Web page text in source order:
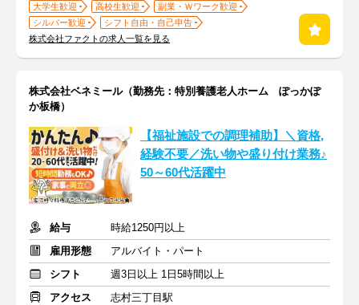
大学生歓迎 高校生歓迎
副業・Ｗワーク歓迎
シルバー歓迎
シフト自由・自己申告
株式会社ファクトの求人一覧を見る
株式会社ベネミール（勤務先：特別養護老人ホーム ぽっかぽ
か板橋）
【福祉施設での調理補助】＼資格,
経験不要／洗い物や盛り付け業務♪
50～60代活躍中
給与
時給1250円以上
雇用形態
アルバイト・パート
シフト
週3日以上 1日5時間以上
アクセス
志村三丁目駅